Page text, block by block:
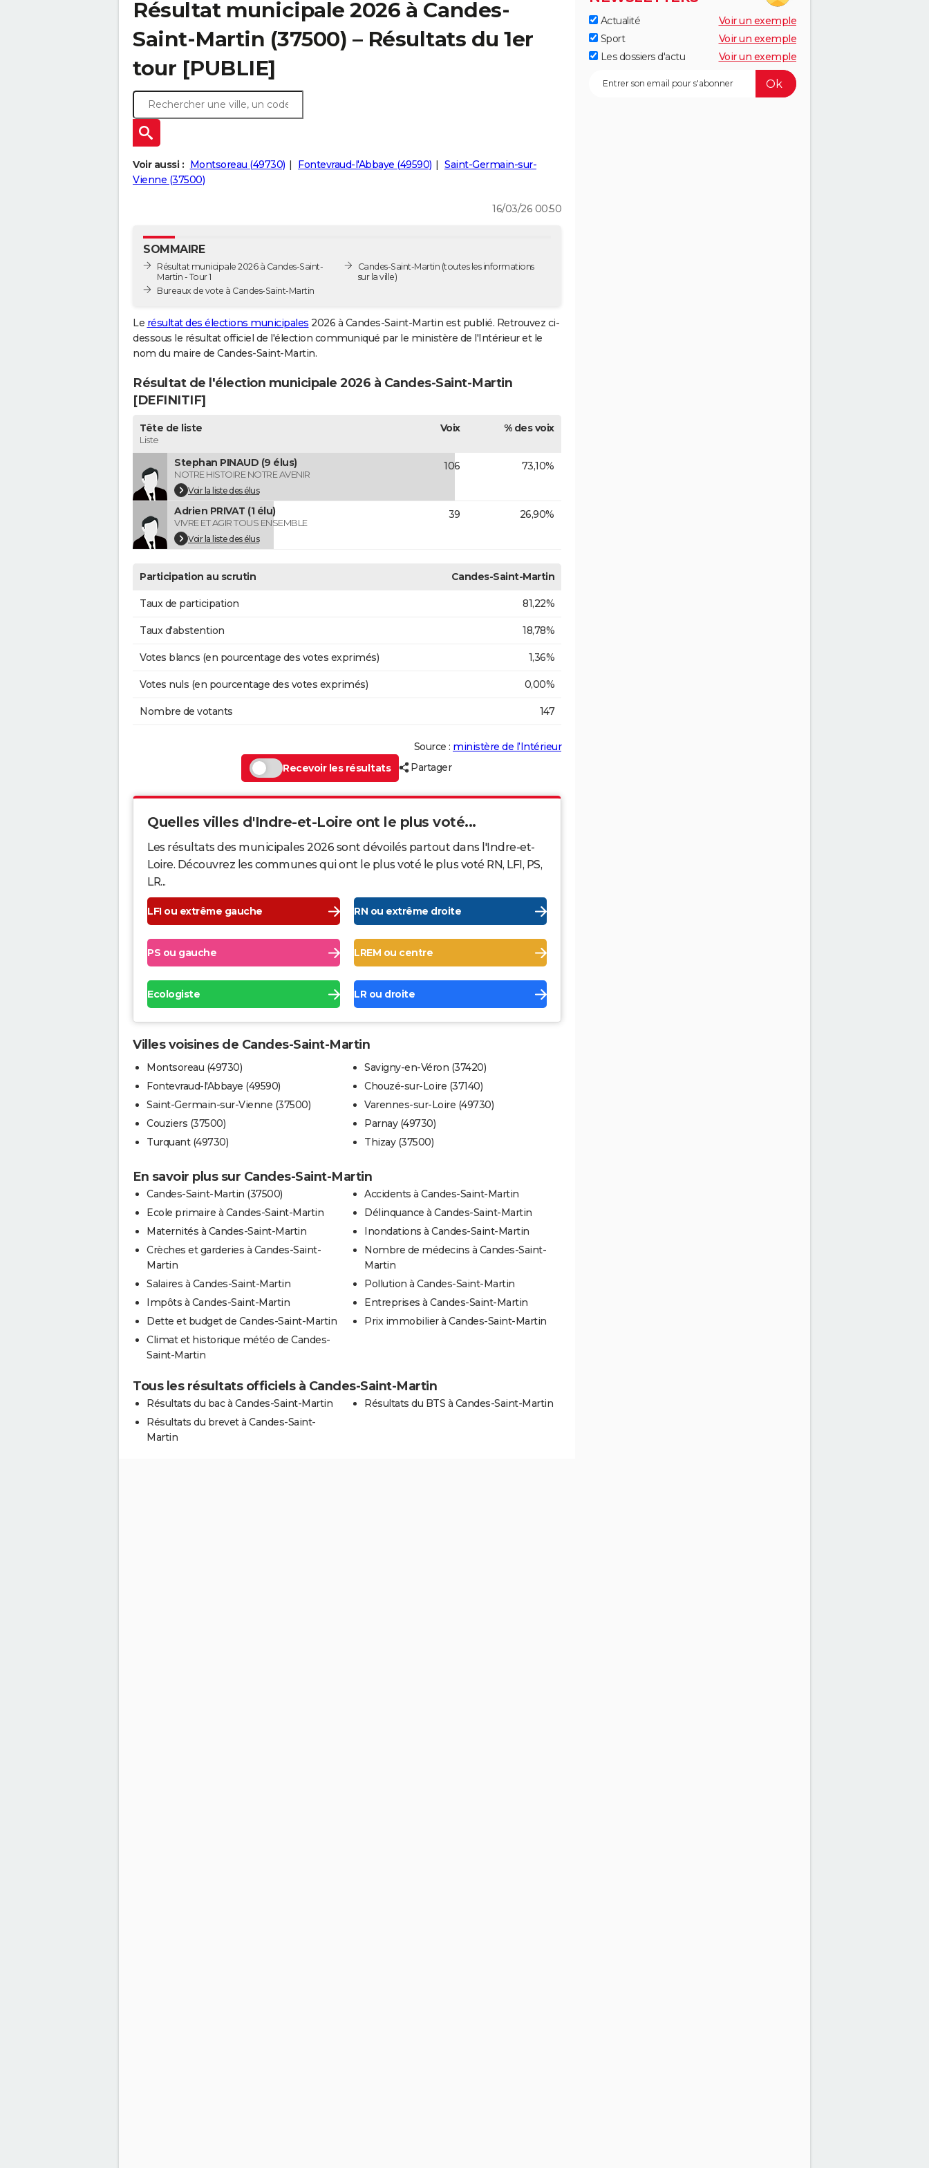
Résultat municipale 2026 à Candes-
Saint-Martin (37500) – Résultats du 1er
tour [PUBLIE]
Voir aussi : Montsoreau (49730) Fontevraud-l'Abbaye (49590)
Saint-Germain-sur-
Vienne (37500)
16/03/26 00:50
SOMMAIRE
Résultat municipale 2026 à Candes-Saint-
Martin - Tour 1
Bureaux de vote à Candes-Saint-Martin
Candes-Saint-Martin (toutes les informations
sur la ville)
Le résultat des élections municipales 2026 à Candes-Saint-Martin est publié. Retrouvez ci-
dessous le résultat officiel de l'élection communiqué par le ministère de l'Intérieur et le
nom du maire de Candes-Saint-Martin.
Résultat de l'élection municipale 2026 à Candes-Saint-Martin
[DEFINITIF]
Tête de liste
Liste
Voix % des voix
Stephan PINAUD (9 élus)
NOTRE HISTOIRE NOTRE AVENIR
Voir la liste des élus
106 73,10%
Adrien PRIVAT (1 élu)
VIVRE ET AGIR TOUS ENSEMBLE
Voir la liste des élus
39 26,90%
Participation au scrutin Candes-Saint-Martin
Taux de participation 81,22%
Taux d'abstention 18,78%
Votes blancs (en pourcentage des votes exprimés) 1,36%
Votes nuls (en pourcentage des votes exprimés) 0,00%
Nombre de votants 147
Source : ministère de l’Intérieur
Recevoir les résultats
Partager
Quelles villes d'Indre-et-Loire ont le plus voté...
Les résultats des municipales 2026 sont dévoilés partout dans l'Indre-et-
Loire. Découvrez les communes qui ont le plus voté le plus voté RN, LFI, PS,
LR...
LFI ou extrême gauche RN ou extrême droite
PS ou gauche LREM ou centre
Ecologiste LR ou droite
Villes voisines de Candes-Saint-Martin
Montsoreau (49730)
Fontevraud-l'Abbaye (49590)
Saint-Germain-sur-Vienne (37500)
Couziers (37500)
Turquant (49730)
Savigny-en-Véron (37420)
Chouzé-sur-Loire (37140)
Varennes-sur-Loire (49730)
Parnay (49730)
Thizay (37500)
En savoir plus sur Candes-Saint-Martin
Candes-Saint-Martin (37500)
Ecole primaire à Candes-Saint-Martin
Maternités à Candes-Saint-Martin
Crèches et garderies à Candes-Saint-
Martin
Salaires à Candes-Saint-Martin
Impôts à Candes-Saint-Martin
Dette et budget de Candes-Saint-Martin
Climat et historique météo de Candes-
Saint-Martin
Accidents à Candes-Saint-Martin
Délinquance à Candes-Saint-Martin
Inondations à Candes-Saint-Martin
Nombre de médecins à Candes-Saint-
Martin
Pollution à Candes-Saint-Martin
Entreprises à Candes-Saint-Martin
Prix immobilier à Candes-Saint-Martin
Tous les résultats officiels à Candes-Saint-Martin
Résultats du bac à Candes-Saint-Martin
Résultats du brevet à Candes-Saint-
Martin
Résultats du BTS à Candes-Saint-Martin
Actualité
Voir un exemple
Sport
Voir un exemple
Les dossiers d'actu
Voir un exemple